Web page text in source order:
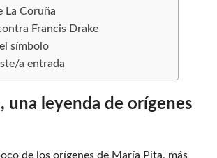
La Coruña
Francis Drake
símbolo
a entrada
una leyenda de orígenes
de los orígenes de María Pita, más